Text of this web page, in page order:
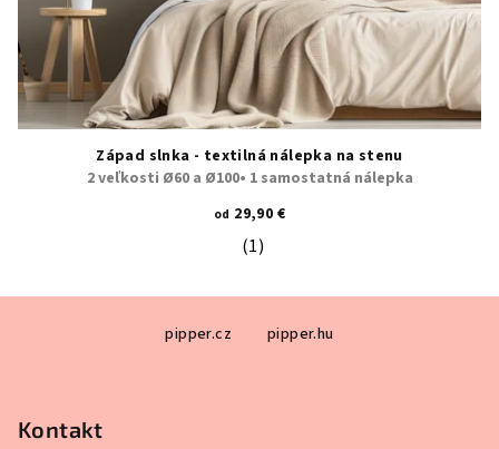
Západ slnka - textilná nálepka na stenu
2 veľkosti Ø60 a Ø100• 1 samostatná nálepka
od 29,90 €
Priemerné hodnotenie produktu
(1)
pipper.cz pipper.hu
Kontakt